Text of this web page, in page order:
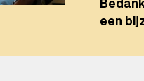
een
een